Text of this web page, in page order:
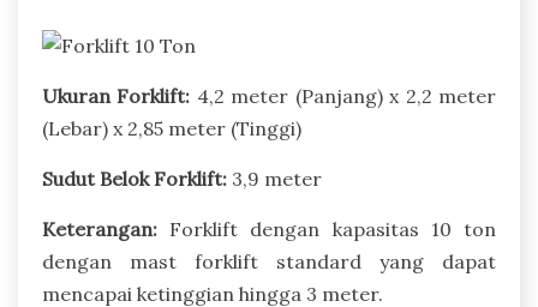
Ukuran Forklift: 4,2 meter (Panjang) x 2,2 meter
(Lebar) x 2,85 meter (Tinggi)
Sudut Belok Forklift: 3,9 meter
Keterangan: Forklift dengan kapasitas 10 ton
dengan mast forklift standard yang dapat
mencapai ketinggian hingga 3 meter.